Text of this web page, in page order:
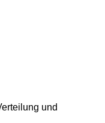
und